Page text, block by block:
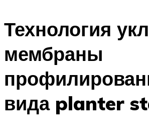
Технология
мембраны
вида planter